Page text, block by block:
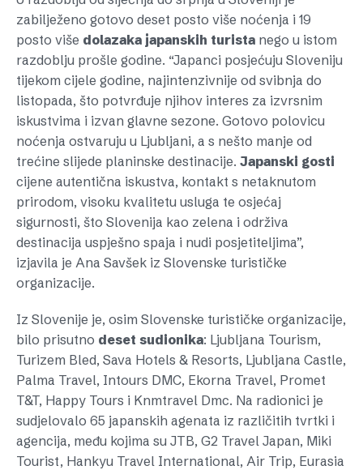
zabilježeno gotovo deset posto više noćenja i 19
posto više dolazaka japanskih turista nego u istom
razdoblju prošle godine. “Japanci posjećuju Sloveniju
tijekom cijele godine, najintenzivnije od svibnja do
listopada, što potvrđuje njihov interes za izvrsnim
iskustvima i izvan glavne sezone. Gotovo polovicu
noćenja ostvaruju u Ljubljani, a s nešto manje od
trećine slijede planinske destinacije. Japanski gosti
cijene autentična iskustva, kontakt s netaknutom
prirodom, visoku kvalitetu usluga te osjećaj
sigurnosti, što Slovenija kao zelena i održiva
destinacija uspješno spaja i nudi posjetiteljima”,
izjavila je Ana Savšek iz Slovenske turističke
organizacije.
Iz Slovenije je, osim Slovenske turističke organizacije,
bilo prisutno deset sudionika: Ljubljana Tourism,
Turizem Bled, Sava Hotels & Resorts, Ljubljana Castle,
Palma Travel, Intours DMC, Ekorna Travel, Promet
T&T, Happy Tours i Knmtravel Dmc. Na radionici je
sudjelovalo 65 japanskih agenata iz različitih tvrtki i
agencija, među kojima su JTB, G2 Travel Japan, Miki
Tourist, Hankyu Travel International, Air Trip, Eurasia